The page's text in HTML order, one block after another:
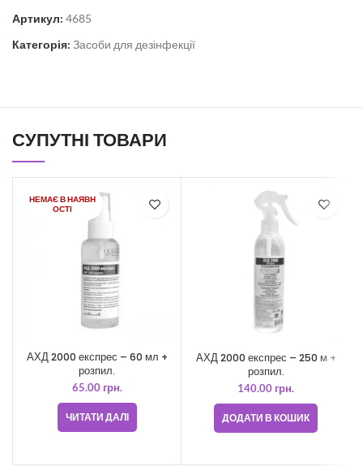
Артикул: 4685
Категорія: Засоби для дезінфекції
СУПУТНІ ТОВАРИ
НЕМАЄ В НАЯВН
ОСТІ
АХД 2000 експрес – 60 мл +
розпил.
65.00 грн.
ЧИТАТИ ДАЛІ
АХД 2000 експрес – 250 м +
розпил.
140.00 грн.
ДОДАТИ В КОШИК